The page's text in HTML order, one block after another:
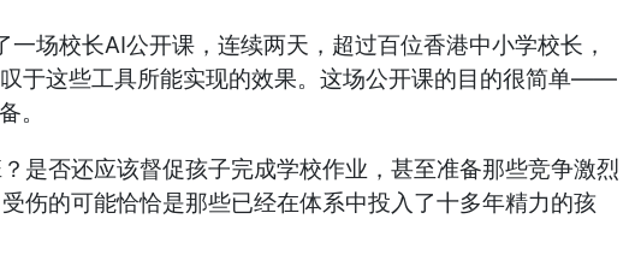
场校长AI公开课，连续两天，超过百位香港中小学校长，
于这些工具所能实现的效果。这场公开课的目的很简单——
。
是否还应该督促孩子完成学校作业，甚至准备那些竞争激烈
伤的可能恰恰是那些已经在体系中投入了十多年精力的孩